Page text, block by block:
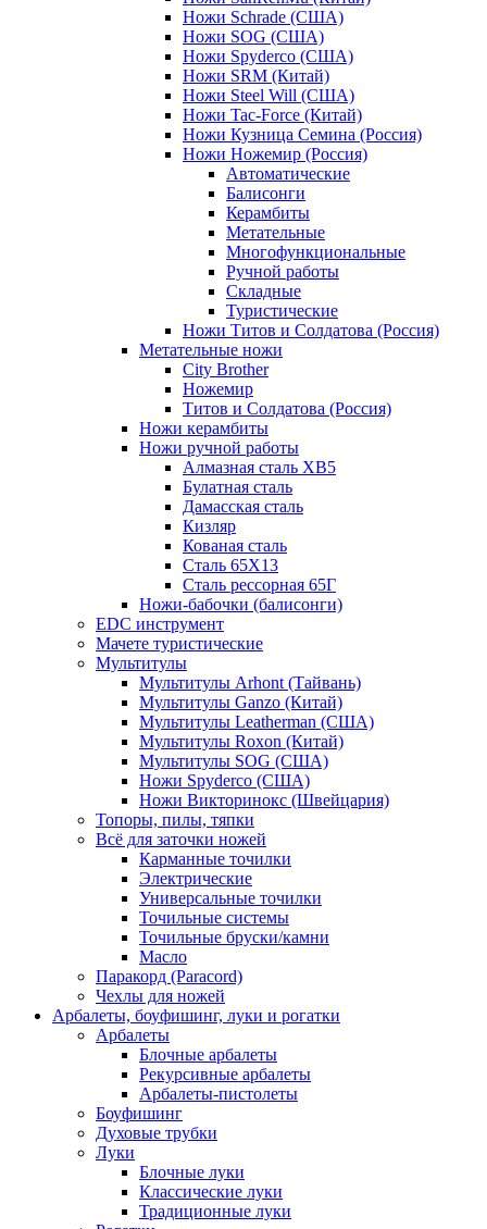
Ножи Schrade (США)
Ножи SOG (США)
Ножи Spyderco (США)
Ножи SRM (Китай)
Ножи Steel Will (США)
Ножи Tac-Force (Китай)
Ножи Кузница Семина (Россия)
Ножи Ножемир (Россия)
Автоматические
Балисонги
Керамбиты
Метательные
Многофункциональные
Ручной работы
Складные
Туристические
Ножи Титов и Солдатова (Россия)
Метательные ножи
City Brother
Ножемир
Титов и Солдатова (Россия)
Ножи керамбиты
Ножи ручной работы
Алмазная сталь ХВ5
Булатная сталь
Дамасская сталь
Кизляр
Кованая сталь
Сталь 65Х13
Сталь рессорная 65Г
Ножи-бабочки (балисонги)
EDC инструмент
Мачете туристические
Мультитулы
Мультитулы Arhont (Тайвань)
Мультитулы Ganzo (Китай)
Мультитулы Leatherman (США)
Мультитулы Roxon (Китай)
Мультитулы SOG (США)
Ножи Spyderco (США)
Ножи Викторинокс (Швейцария)
Топоры, пилы, тяпки
Всё для заточки ножей
Карманные точилки
Электрические
Универсальные точилки
Точильные системы
Точильные бруски/камни
Масло
Паракорд (Paracord)
Чехлы для ножей
Арбалеты, боуфишинг, луки и рогатки
Арбалеты
Блочные арбалеты
Рекурсивные арбалеты
Арбалеты-пистолеты
Боуфишинг
Духовые трубки
Луки
Блочные луки
Классические луки
Традиционные луки